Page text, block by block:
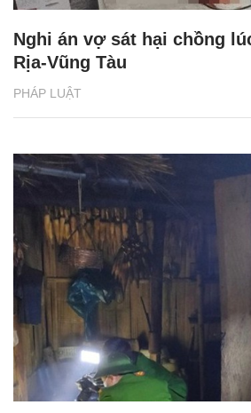
PHÁP LUẬT
Nghi án vợ sát hại chồng
Rịa-Vũng Tàu